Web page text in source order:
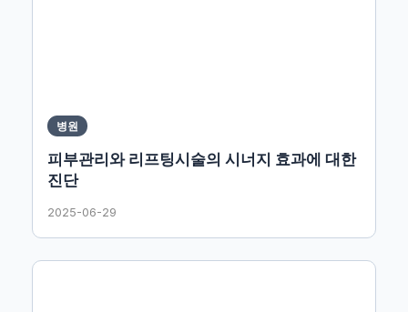
병원
피부관리와 리프팅시술의 시너지 효과에 대한
진단
2025-06-29